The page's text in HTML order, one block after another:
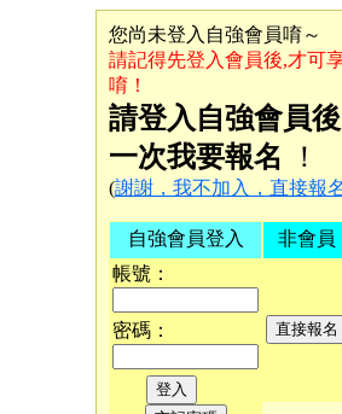
您尚未登入自強會員唷～
請記得先登入會員後,才可
唷！
請登入自強會員
一次我要報名
！
(謝謝，我不加入，直接報
自強會員登入
帳號：
密碼：
非會員